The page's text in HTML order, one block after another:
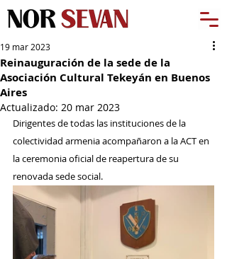
Reinauguración de la sede de la
Asociación Cultural Tekeyán en Buenos
Aires
19 mar 2023
Actualizado: 20 mar 2023
Dirigentes de todas las instituciones de la
colectividad armenia acompañaron a la ACT en
la ceremonia oficial de reapertura de su
renovada sede social.